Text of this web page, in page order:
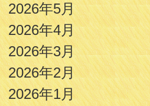
2026年5月
2026年4月
2026年3月
2026年2月
2026年1月